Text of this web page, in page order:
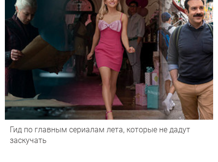
Гид по главным сериалам лета, которые не дадут
заскучать